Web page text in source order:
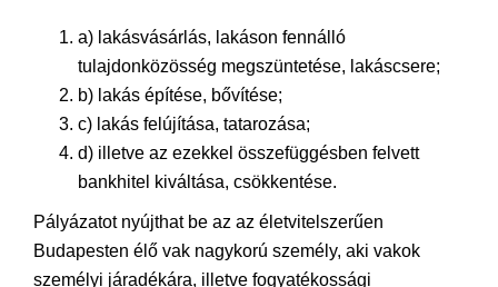
a) lakásvásárlás, lakáson fennálló
tulajdonközösség megszüntetése, lakáscsere;
b) lakás építése, bővítése;
c) lakás felújítása, tatarozása;
d) illetve az ezekkel összefüggésben felvett
bankhitel kiváltása, csökkentése.
Pályázatot nyújthat be az az életvitelszerűen
Budapesten élő vak nagykorú személy, aki vakok
személyi járadékára, illetve fogyatékossági